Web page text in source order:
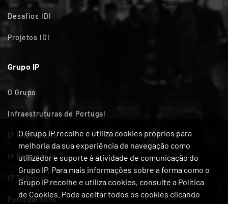
O Grupo IP recolhe e utiliza cookies próprios para
melhoria da sua experiência de navegação como
utilizador e suporte à atividade de comunicação do
Grupo IP. Para mais informações sobre a forma como o
Grupo IP recolhe e utiliza cookies, consulte a Política
de Cookies. Pode aceitar todos os cookies clicando
Desafios IDI
Projetos IDI
Grupo IP
O Grupo
Infraestruturas de Portugal
IP Engenharia
IP Património
IP Telecom
Portugal Tolls